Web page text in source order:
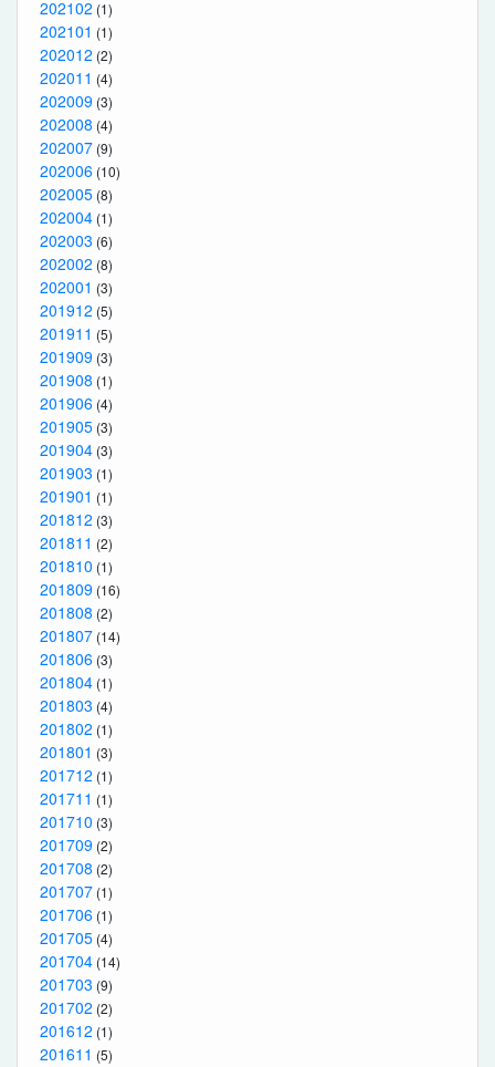
202102 (1)
202101 (1)
202012 (2)
202011 (4)
202009 (3)
202008 (4)
202007 (9)
202006 (10)
202005 (8)
202004 (1)
202003 (6)
202002 (8)
202001 (3)
201912 (5)
201911 (5)
201909 (3)
201908 (1)
201906 (4)
201905 (3)
201904 (3)
201903 (1)
201901 (1)
201812 (3)
201811 (2)
201810 (1)
201809 (16)
201808 (2)
201807 (14)
201806 (3)
201804 (1)
201803 (4)
201802 (1)
201801 (3)
201712 (1)
201711 (1)
201710 (3)
201709 (2)
201708 (2)
201707 (1)
201706 (1)
201705 (4)
201704 (14)
201703 (9)
201702 (2)
201612 (1)
201611 (5)